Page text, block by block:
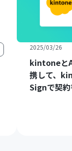
2025/03/26
kintoneと
携して、
Signで契